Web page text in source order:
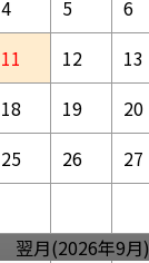
4 5 6
11 12 13
18 19 20
25 26 27
翌月(2026年9月)